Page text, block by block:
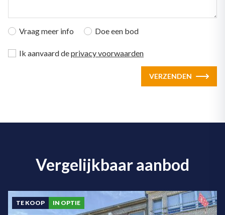
Vraag meer info Doe een bod
Ik aanvaard deprivacy voorwaarden
VERZENDEN
Vergelijkbaar aanbod
TE KOOP IN OPTIE